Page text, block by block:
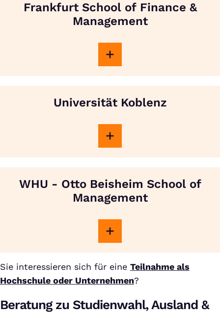
Frankfurt School of Finance &
Management
Universität Koblenz
WHU - Otto Beisheim School of
Management
Sie interessieren sich für eine Teilnahme als
Hochschule oder Unternehmen?
Beratung zu Studienwahl, Ausland &